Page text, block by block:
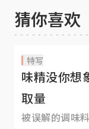
猜你喜欢
特写
味精没你
取量
被误解的调味料